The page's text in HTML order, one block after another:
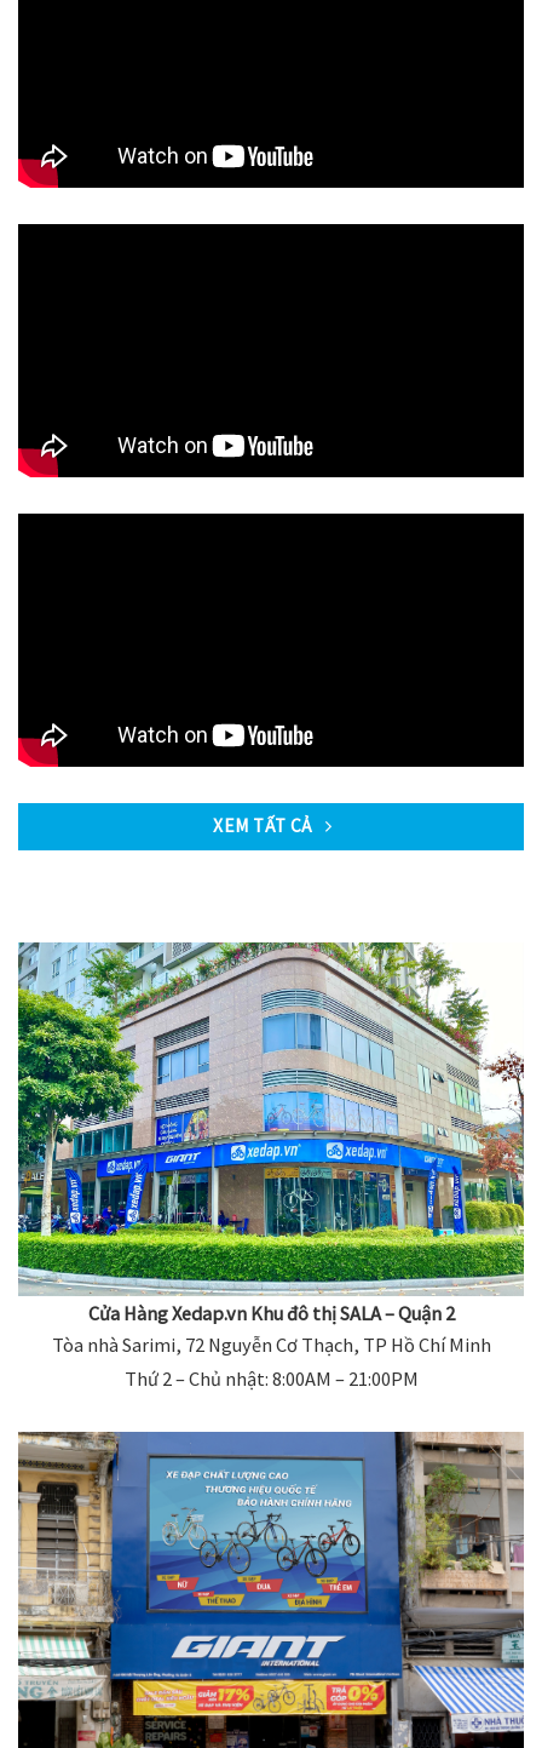
XEM TẤT CẢ
Cửa Hàng Xedap.vn Khu đô thị SALA – Quận 2
Tòa nhà Sarimi, 72 Nguyễn Cơ Thạch, TP Hồ Chí Minh
Thứ 2 – Chủ nhật: 8:00AM – 21:00PM